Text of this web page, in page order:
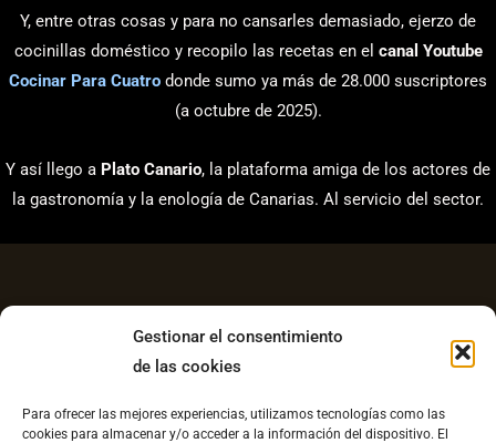
Gestionar el consentimiento
de las cookies
Para ofrecer las mejores experiencias, utilizamos tecnologías como las
cookies para almacenar y/o acceder a la información del dispositivo. El
Y, entre otras cosas y para no cansarles demasiado, ejerzo de
cocinillas doméstico y recopilo las recetas en el canal Youtube
Cocinar Para Cuatro donde sumo ya más de 28.000 suscriptores
(a octubre de 2025).
Y así llego a Plato Canario, la plataforma amiga de los actores de
la gastronomía y la enología de Canarias. Al servicio del sector.
Política de Privacidad